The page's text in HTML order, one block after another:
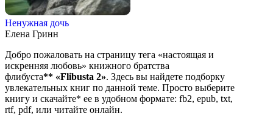
Ненужная дочь
Елена Гринн
Добро пожаловать на страницу тега «настоящая и
искренняя любовь» книжного братства
флибуста** «Flibusta 2». Здесь вы найдете подборку
увлекательных книг по данной теме. Просто выберите
книгу и скачайте* ее в удобном формате: fb2, epub, txt,
rtf, pdf, или читайте онлайн.